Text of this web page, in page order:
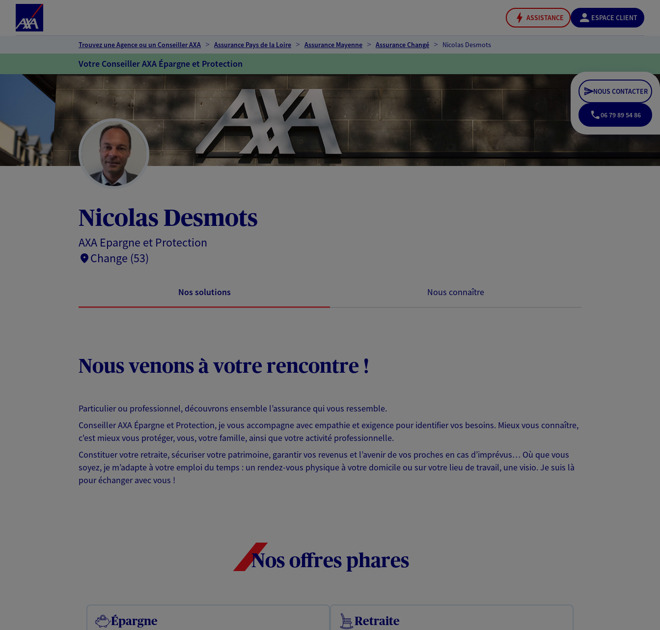
ASSISTANCE ESPACE CLIENT
Trouvez une Agence ou un Conseiller AXA Assurance Pays de la Loire Assurance Mayenne Assurance Changé Nicolas Desmots
Votre Conseiller AXA Épargne et Protection
Nicolas Desmots
AXA Epargne et Protection
Change (53)
NOUS CONTACTER
06 79 89 54 86
Nos solutions Nous connaître
Nous venons à votre rencontre !
Particulier ou professionnel, découvrons ensemble l’assurance qui vous ressemble.
Conseiller AXA Épargne et Protection, je vous accompagne avec empathie et exigence pour identifier vos besoins. Mieux vous connaître,
c'est mieux vous protéger, vous, votre famille, ainsi que votre activité professionnelle.
Constituer votre retraite, sécuriser votre patrimoine, garantir vos revenus et l’avenir de vos proches en cas d’imprévus… Où que vous
soyez, je m’adapte à votre emploi du temps : un rendez-vous physique à votre domicile ou sur votre lieu de travail, une visio. Je suis là
pour échanger avec vous !
Nos offres phares
Épargne Retraite